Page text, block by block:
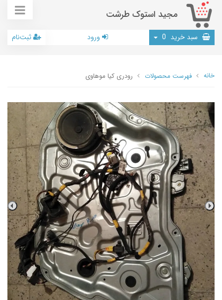
مجید استوک طرشت
سبد خرید 0 ورود ثبت‌نام
خانه فهرست محصولات رودری کیا موهاوی